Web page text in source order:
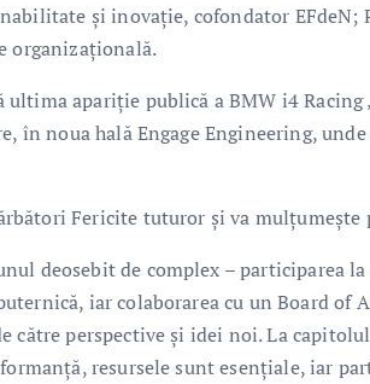
și inovație, cofondator
organizațională.
apariție publică a BMW i4 Racing
în noua hală Engage Engineering,
Fericite tuturor și va
deosebit de complex – participarea
iar colaborarea cu un Board of
către perspective şi idei noi. La
resursele sunt esenţiale, iar